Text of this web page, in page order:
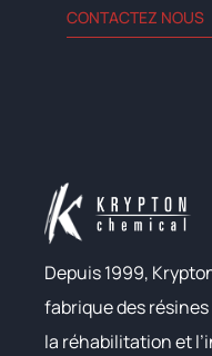
CONTACTEZ NOUS
Depuis 1999,
fabrique des
la réhabilitation et